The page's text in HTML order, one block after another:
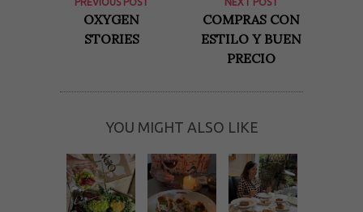
PREVIOUS POST
OXYGEN
STORIES
NEXT POST
COMPRAS CON
ESTILO Y BUEN
PRECIO
YOU MIGHT ALSO LIKE
funcionalidad
y estructura
de la web, en
base a cómo
se usa la
Experiencia
Para que
funcione lo
mejor posible
durante tu
visita. Si
rechaza estas